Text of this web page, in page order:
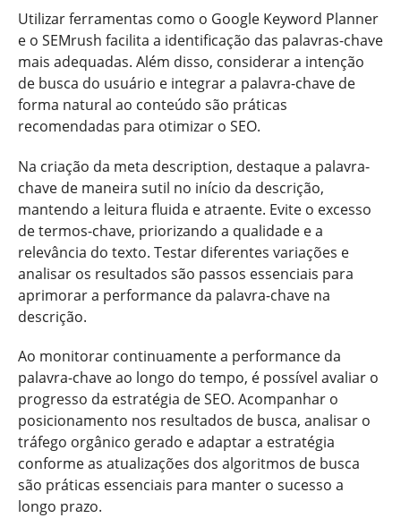
Utilizar ferramentas como o Google Keyword Planner
e o SEMrush facilita a identificação das palavras-chave
mais adequadas. Além disso, considerar a intenção
de busca do usuário e integrar a palavra-chave de
forma natural ao conteúdo são práticas
recomendadas para otimizar o SEO.
Na criação da meta description, destaque a palavra-
chave de maneira sutil no início da descrição,
mantendo a leitura fluida e atraente. Evite o excesso
de termos-chave, priorizando a qualidade e a
relevância do texto. Testar diferentes variações e
analisar os resultados são passos essenciais para
aprimorar a performance da palavra-chave na
descrição.
Ao monitorar continuamente a performance da
palavra-chave ao longo do tempo, é possível avaliar o
progresso da estratégia de SEO. Acompanhar o
posicionamento nos resultados de busca, analisar o
tráfego orgânico gerado e adaptar a estratégia
conforme as atualizações dos algoritmos de busca
são práticas essenciais para manter o sucesso a
longo prazo.